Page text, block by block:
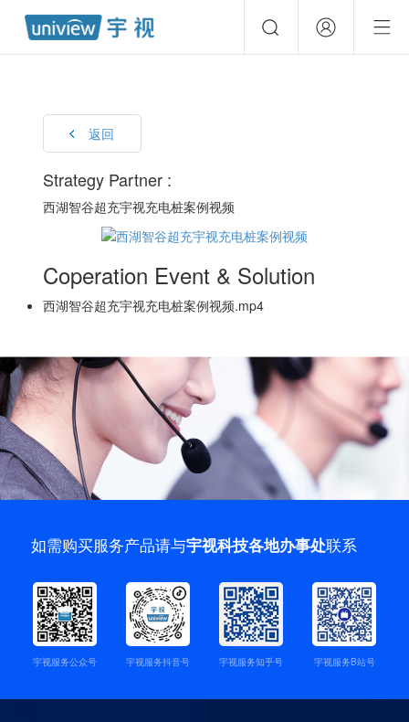
返回
Strategy Partner :
西湖智谷超充宇视充电桩案例视频
Coperation Event & Solution
西湖智谷超充宇视充电桩案例视频.mp4
如需购买服务产品请与宇视科技各地办事处联系
宇视服务公众号 宇视服务抖音号 宇视服务知乎号 宇视服务B站号